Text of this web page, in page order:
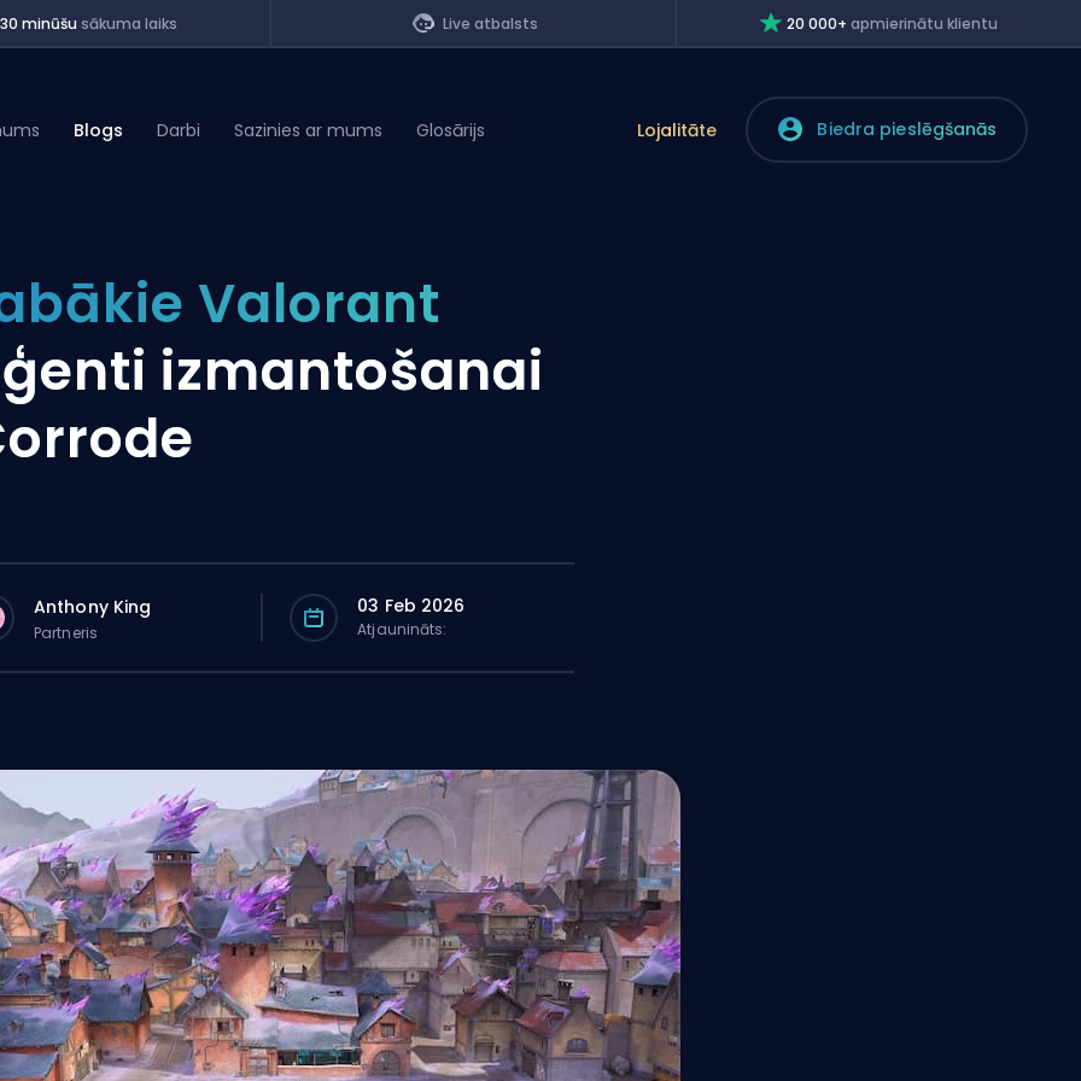
minūšu sākuma laiks Live atbalsts 20 000+apmierinātu klientu
Blogs Darbi Sazinies ar mums Glosārijs Lojalitāte Biedra pieslēgšanās
Valorant
izmantošanai
Anthony King
Partneris
03 Feb 2026
Atjaunināts: